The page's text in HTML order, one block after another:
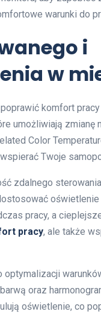
warunki do
i
w
poprawić komfort
umożliwiają zmianę
Color
Twoje
zdalnego
oświetlenie
pracy, a
pracy, ale także
oraz
oświetlenie, co